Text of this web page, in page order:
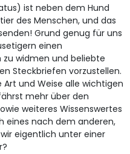
ist neben dem Hund
des Menschen, und das
Grund genug für uns
einen
widmen und beliebte
Steckbriefen vorzustellen.
und Weise alle wichtigen
mehr über den
weiteres Wissenswertes
eines nach dem anderen,
eigentlich unter einer